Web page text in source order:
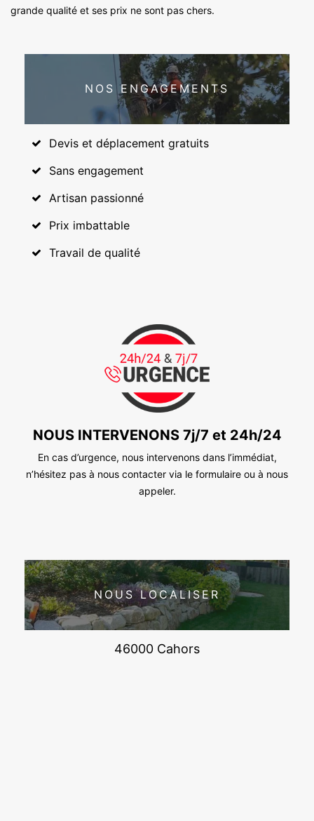
grande qualité et ses prix ne sont pas chers.
NOS ENGAGEMENTS
Devis et déplacement gratuits
Sans engagement
Artisan passionné
Prix imbattable
Travail de qualité
NOUS INTERVENONS 7j/7 et 24h/24
En cas d’urgence, nous intervenons dans l’immédiat,
n’hésitez pas à nous contacter via le formulaire ou à nous
appeler.
NOUS LOCALISER
46000 Cahors